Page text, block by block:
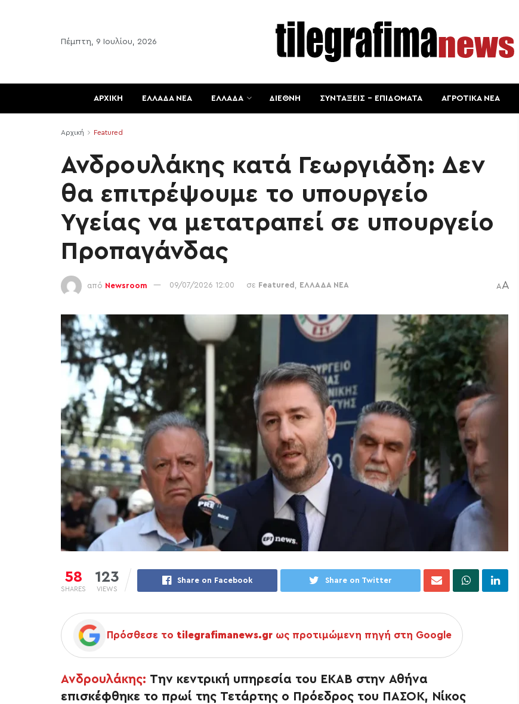
Πέμπτη, 9 Ιουλίου, 2026
ΑΡΧΙΚΗ ΕΛΛΑΔΑ ΝΕΑ ΕΛΛΑΔΑ ΔΙΕΘΝΗ ΣΥΝΤΑΞΕΙΣ – ΕΠΙΔΟΜΑΤΑ ΑΓΡΟΤΙΚΑ ΝΕΑ
Αρχική Featured
Ανδρουλάκης κατά Γεωργιάδη: Δεν
θα επιτρέψουμε το υπουργείο
Υγείας να μετατραπεί σε υπουργείο
Προπαγάνδας
από Newsroom 09/07/2026 12:00 σε Featured ΕΛΛΑΔΑ ΝΕΑ AA
58
SHARES
123
VIEWS
Share on Facebook Share on Twitter
Πρόσθεσε το tilegrafimanews.gr ως προτιμώμενη πηγή στη Google
Ανδρουλάκης: Την κεντρική υπηρεσία του ΕΚΑΒ στην Αθήνα
επισκέφθηκε το πρωί της Τετάρτης ο Πρόεδρος του ΠΑΣΟΚ, Νίκος